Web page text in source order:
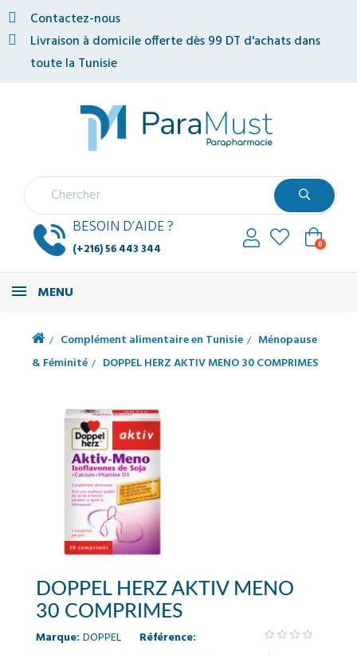
Contactez-nous
Livraison à domicile offerte dès 99 DT d'achats dans
toute la Tunisie
BESOIN D’AIDE ?
(+216) 56 443 344 0
MENU
Complément alimentaire en Tunisie
Ménopause
& Féminité
DOPPEL HERZ AKTIV MENO 30 COMPRIMES
DOPPEL HERZ AKTIV MENO
30 COMPRIMES
Marque: DOPPEL
Référence: